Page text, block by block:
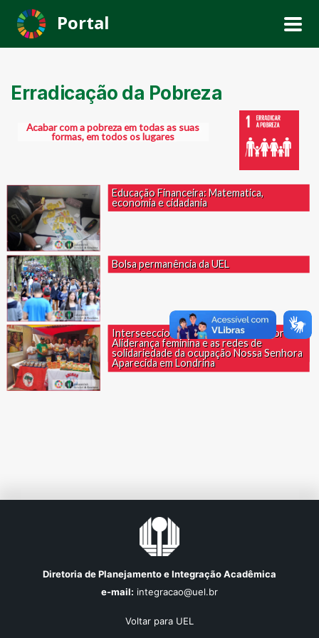
Portal
Erradicação da Pobreza
Acabar com a pobreza em todas as suas
formas, em todos os lugares
Educação Financeira: Matematica,
economia e cidadania
Bolsa permanência da UEL
Fatores sociopolíticos, econômicos e
históricos de implantação do sistema de
cotas no ensino superior
Interseeccionalidade e o direito à moradia:
Aliderança feminina e as redes de
solidariedade da ocupação Nossa Senhora
Aparecida em Londrina
Diretoria de Planejamento e Integração Acadêmica
e-mail: integracao@uel.br
Voltar para UEL